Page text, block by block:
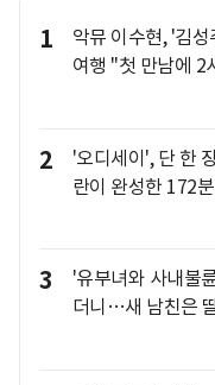
1
악뮤 이수현, '김
여행 "첫 만남에 2
2
'오디세이', 단 한
란이 완성한 172
3
'유부녀와 사내불
더니…새 남친은